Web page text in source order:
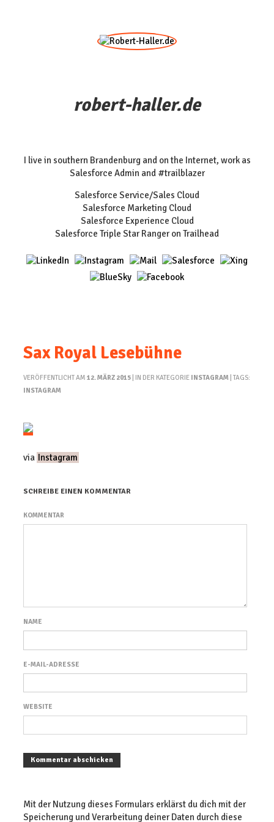
robert-haller.de
I live in southern Brandenburg and on the Internet, work as
Salesforce Admin and #trailblazer
Salesforce Service/Sales Cloud
Salesforce Marketing Cloud
Salesforce Experience Cloud
Salesforce Triple Star Ranger on Trailhead
Sax Royal Lesebühne
VERÖFFENTLICHT AM 12. MÄRZ 2015 | IN DER KATEGORIE INSTAGRAM | TAGS:
INSTAGRAM
via Instagram
SCHREIBE EINEN KOMMENTAR
KOMMENTAR
NAME
E-MAIL-ADRESSE
WEBSITE
Mit der Nutzung dieses Formulars erklärst du dich mit der
Speicherung und Verarbeitung deiner Daten durch diese